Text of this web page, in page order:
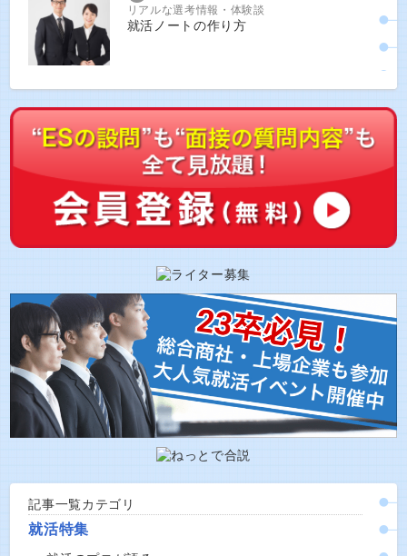
リアルな選考情報・体験談
就活ノートの作り方
記事一覧カテゴリ
就活特集